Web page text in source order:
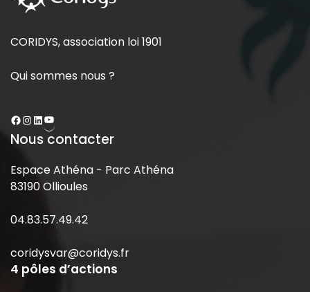
CORIDYS, association loi 1901
Qui sommes nous ?
Nous contacter
Espace Athéna - Parc Athéna
83190 Ollioules
04.83.57.49.42
coridysvar@coridys.fr
4 pôles d’actions